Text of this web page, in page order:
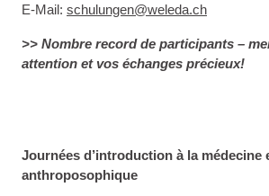
E-Mail: schulungen@weleda.ch
>> Nombre record de participants –
attention et vos échanges précieux!
Journées d’introduction à la médecine
anthroposophique